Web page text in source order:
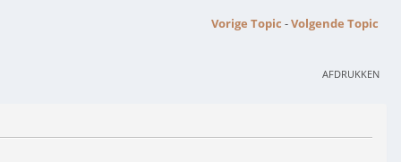
Vorige Topic -Volgende Topic
AFDRUKKEN